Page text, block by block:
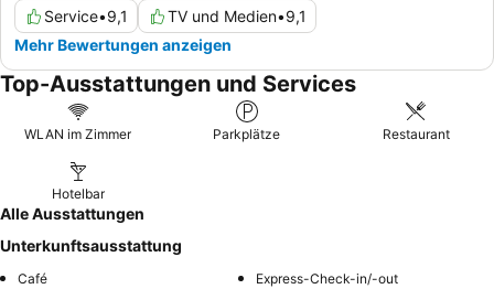
Service•9,1 TV und Medien•9,1
Mehr Bewertungen anzeigen
Top-Ausstattungen und Services
WLAN im Zimmer Parkplätze Restaurant
Hotelbar
Alle Ausstattungen
Unterkunftsausstattung
Café
Express-Check-in/-out